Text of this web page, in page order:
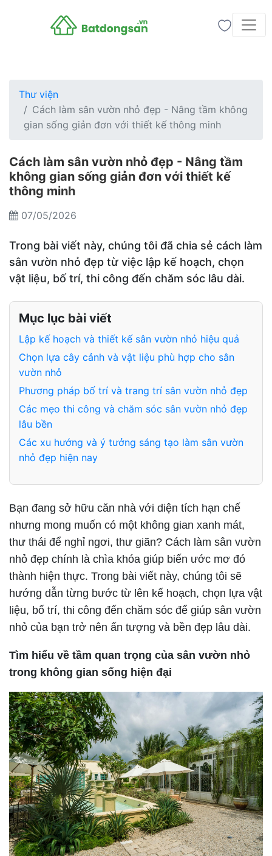
Thư viện
Cách làm sân vườn nhỏ đẹp - Nâng tầm không
gian sống giản đơn với thiết kế thông minh
Cách làm sân vườn nhỏ đẹp - Nâng tầm
không gian sống giản đơn với thiết kế
thông minh
07/05/2026
Trong bài viết này, chúng tôi đã chia sẻ cách làm
sân vườn nhỏ đẹp từ việc lập kế hoạch, chọn
vật liệu, bố trí, thi công đến chăm sóc lâu dài.
Mục lục bài viết
Lập kế hoạch và thiết kế sân vườn nhỏ hiệu quả
Chọn lựa cây cảnh và vật liệu phù hợp cho sân
vườn nhỏ
Phương pháp bố trí và trang trí sân vườn nhỏ đẹp
Các mẹo thi công và chăm sóc sân vườn nhỏ đẹp
lâu bền
Các xu hướng và ý tưởng sáng tạo làm sân vườn
nhỏ đẹp hiện nay
Bạn đang sở hữu căn nhà với diện tích hạn chế
nhưng mong muốn có một không gian xanh mát,
thư thái để nghỉ ngơi, thư giãn? Cách làm sân vườn
nhỏ đẹp chính là chìa khóa giúp biến ước mơ đó
thành hiện thực. Trong bài viết này, chúng tôi sẽ
hướng dẫn từng bước từ lên kế hoạch, chọn lựa vật
liệu, bố trí, thi công đến chăm sóc để giúp sân vườn
nhỏ của bạn trở nên ấn tượng và bền đẹp lâu dài.
Tìm hiểu về tầm quan trọng của sân vườn nhỏ
trong không gian sống hiện đại